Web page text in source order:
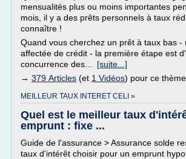
mensualités plus ou moins importantes
mois, il y a des prêts personnels à taux
connaître !
Quand vous cherchez un prêt à taux bas -
affectée de crédit - la première étape est
concurrence des... [suite...]
→ 379 Articles (et 1 Vidéos) pour ce thème
MEILLEUR TAUX INTERET CELI »
Quel est le meilleur taux
emprunt : fixe ...
Guide de l'assurance > Assurance solde
taux d'intérêt choisir pour un emprunt